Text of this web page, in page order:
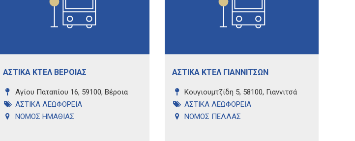
ΑΣΤΙΚΑ ΚΤΕΛ ΒΕΡΟΙΑΣ
Αγίου Παταπίου 16, 59100, Βέροια
ΑΣΤΙΚΑ ΛΕΩΦΟΡΕΙΑ
ΝΟΜΟΣ ΗΜΑΘΙΑΣ
ΑΣΤΙΚΑ ΚΤΕΛ ΓΙΑΝΝΙΤΣΩΝ
Κουγιουμτζίδη 5, 58100, Γιαννιτσά
ΑΣΤΙΚΑ ΛΕΩΦΟΡΕΙΑ
ΝΟΜΟΣ ΠΕΛΛΑΣ